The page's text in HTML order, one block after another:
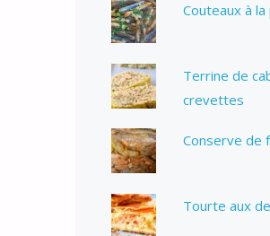
Couteaux à
Terrine de
crevettes
Conserve de
Tourte aux